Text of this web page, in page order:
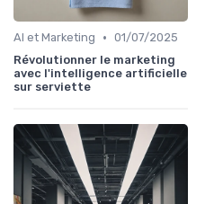
AI et Marketing • 01/07/2025
Révolutionner le marketing
avec l'intelligence artificielle
sur serviette